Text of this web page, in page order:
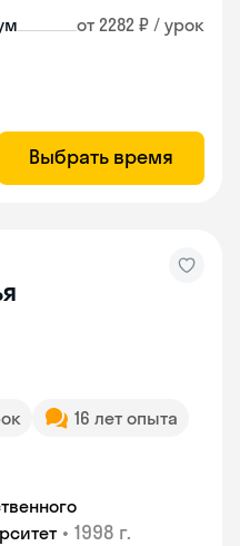
от 2282 ₽ / урок
Выбрать время
16 лет опыта
• 1998 г.